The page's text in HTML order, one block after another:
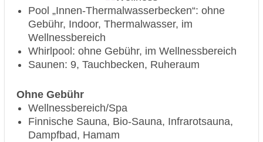
Pool „Innen-Thermalwasserbecken“: ohne
Gebühr, Indoor, Thermalwasser, im
Wellnessbereich
Whirlpool: ohne Gebühr, im Wellnessbereich
Saunen: 9, Tauchbecken, Ruheraum
Ohne Gebühr
Wellnessbereich/Spa
Finnische Sauna, Bio-Sauna, Infrarotsauna,
Dampfbad, Hamam